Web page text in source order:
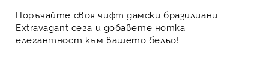
Поръчайте своя чифт дамски бразилиани
Extravagant сега и добавете нотка
елегантност към вашето бельо!